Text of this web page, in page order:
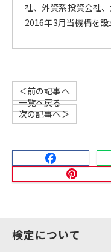
社、外資系投資会社
2016年3月当機構を設
＜前の記事へ
一覧へ戻る
次の記事へ＞
検定について